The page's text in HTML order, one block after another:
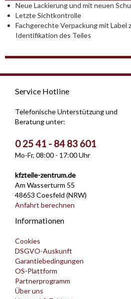
Neue Lackierung und mit neuen
Letzte Sichtkontrolle
Fachgerechte Verpackung mit Label
Identifikation des Teiles
Service Hotline
Telefonische Unterstützung und
Beratung unter:
0 25 41 - 84 83 601
Mo-Fr, 08:00 - 17:00 Uhr
kfzteile-zentrum.de
Am Wasserturm 55
48653 Coesfeld (NRW)
Anfahrt berechnen
Informationen
Cookies
DSGVO-Auskunft
Garantiebedingungen
OS-Plattform
Partnerprogramm
Über uns